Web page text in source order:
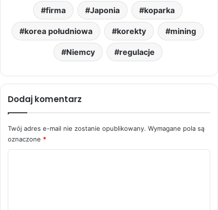
firma Japonia koparka
korea południowa korekty mining
Niemcy regulacje
Dodaj komentarz
Twój adres e-mail nie zostanie opublikowany. Wymagane pola są
oznaczone *